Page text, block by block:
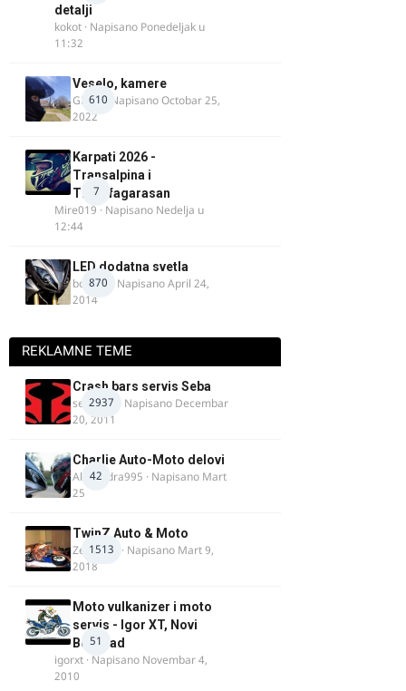
detalji
kokot · Napisano Ponedeljak u
11:32
610
Veselo, kamere
GR 46· NapisanoOctobar 25,
2022
7
Karpati 2026 -
Transalpina i
Transfagarasan
Mire019 · Napisano Nedelja u
12:44
870
LED dodatna svetla
boki.64 · NapisanoApril 24,
2014
REKLAMNE TEME
2937
Crash bars servis Seba
seba011 · Napisano Decembar
20, 2011
42
Charlie Auto-Moto delovi
Alexandra995 · Napisano Mart
25
1513
TwinZ Auto & Moto
Zeljkamp · Napisano Mart 9,
2018
51
Moto vulkanizer i moto
servis - Igor XT, Novi
Beograd
igorxt · Napisano Novembar 4,
2010